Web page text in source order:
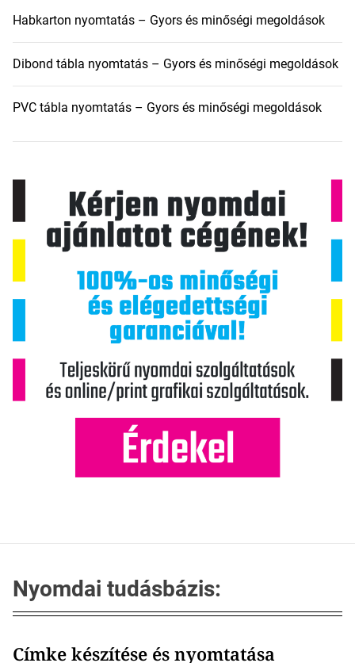
Habkarton nyomtatás – Gyors és minőségi megoldások
Dibond tábla nyomtatás – Gyors és minőségi megoldások
PVC tábla nyomtatás – Gyors és minőségi megoldások
Nyomdai tudásbázis:
Címke készítése és nyomtatása